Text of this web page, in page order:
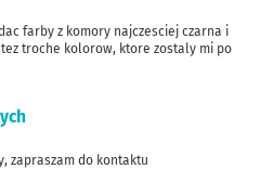
farby z komory najczesciej czarna i
troche kolorow, ktore zostaly mi po
zapraszam do kontaktu